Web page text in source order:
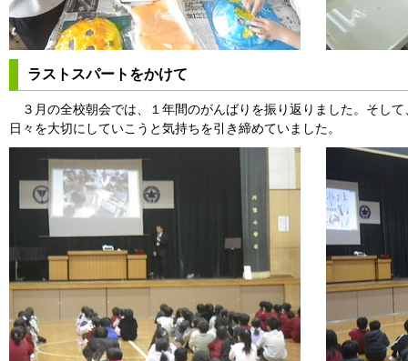
ラストスパートをかけて
３月の全校朝会では、１年間のがんばりを振り返りました。そし
日々を大切にしていこうと気持ちを引き締めていました。